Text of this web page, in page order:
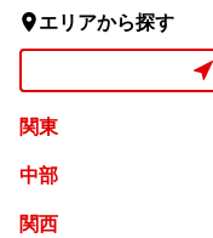
エリアから探す
関東
東京都
中部
静岡県
関西